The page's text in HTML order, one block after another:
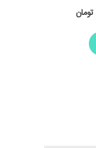
تومان